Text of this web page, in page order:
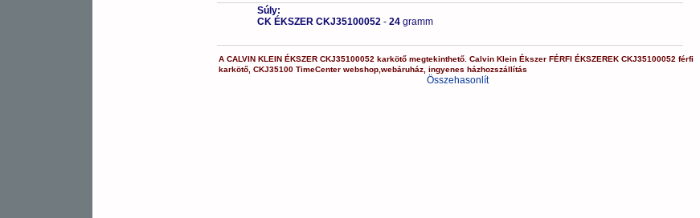
Súly:
CK ÉKSZER CKJ35100052- 24 gramm
A CALVIN KLEIN ÉKSZER CKJ35100052 karkötőmegtekinthető. Calvin Klein Ékszer FÉRFI ÉKSZEREK CKJ35100052 férfi
karkötő, CKJ35100 TimeCenter webshop, webáruház, ingyenes házhozszállítás
Összehasonlít